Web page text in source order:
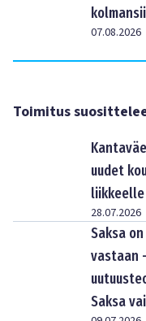
07.08.2026
Toimitus
uudet
liikkeelle
28.07.2026
Saksa
vastaan
Saksa